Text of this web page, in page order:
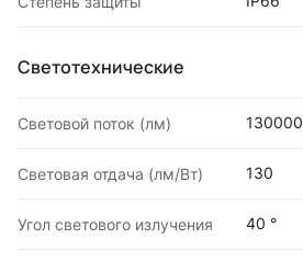
Светотехнические
Световой поток (лм) 130000
Световая отдача (лм/Вт) 130
Угол светового излучения 40 °